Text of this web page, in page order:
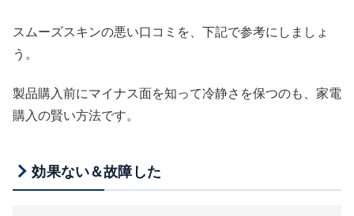
スムーズスキンの悪い口コミを、下記で参考にしましょ
う。
製品購入前にマイナス面を知って冷静さを保つのも、家電
購入の賢い方法です。
効果ない＆故障した